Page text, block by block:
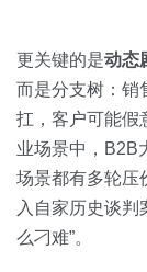
更关键的是动态
而是分支树：销
扛，客户可能假
业场景中，B2B
场景都有多轮压
入自家历史谈判
么刁难”。